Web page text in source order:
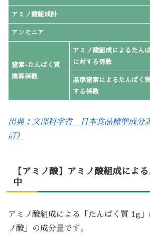
アミノ酸組成計
アンモニア
窒素-たんぱく質
換算係数
アミノ酸組成によるたん
に対する係数
基準窒素によるたんぱく
する係数
出典：文部科学省 日本食品標準成分
訂）
【アミノ酸】アミノ酸組成によ
中
アミノ酸組成による「たんぱく質 1g」
ノ酸」の成分量です。